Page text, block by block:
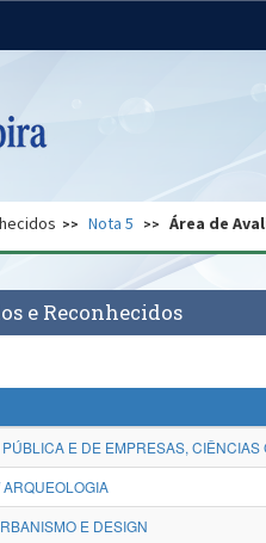
Gabinete de Segurança
Nota 5 Área de
e Reconhecidos
E DE EMPRESAS, CIÊNCIAS
E DESIGN